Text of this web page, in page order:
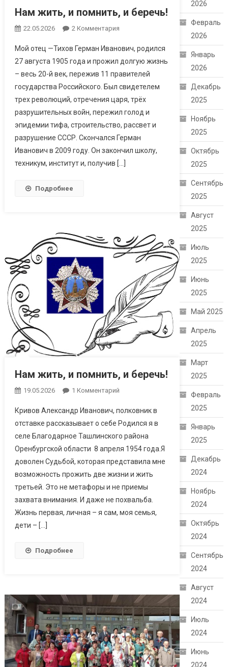
Нам жить, и помнить, и беречь!
22.05.2026 2 Комментария
И Беречь!
Мой отец —Тихов Герман Иванович, родился
27 августа 1905 года и прожил долгую жизнь
– весь 20-й век, пережив 11 правителей
государства Российского. Был свидетелем
трех революций, отречения царя, трёх
разрушительных войн, пережил голод и
эпидемии тифа, строительство, рассвет и
разрушение СССР. Скончался Герман
Иванович в 2009 году. Он закончил школу,
техникум, институт и, получив […]
Подробнее
Нам жить, и помнить, и беречь!
19.05.2026 1 Комментарий
И Беречь!
Кривов Александр Иванович, полковник в
отставке рассказывает о себе Родился я в
селе Благодарное Ташлинского района
Оренбургской области 8 апреля 1954 года.Я
доволен Судьбой, которая представила мне
возможность прожить две жизни и жить
третьей. Это не метафоры и не приемы
захвата внимания. И даже не похвальба.
Жизнь первая, личная – я сам, моя семья,
дети – […]
Подробнее
2026
Февраль
2026
Январь
2026
Декабрь
2025
Ноябрь
2025
Октябрь
2025
Сентябрь
2025
Август
2025
Июль
2025
Июнь
2025
Май 2025
Апрель
2025
Март
2025
Февраль
2025
Январь
2025
Декабрь
2024
Ноябрь
2024
Октябрь
2024
Сентябрь
2024
Август
2024
Июль
2024
Июнь
2024